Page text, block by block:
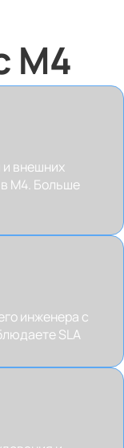
M4
и внешних
M4. Больше
инженера с
SLA